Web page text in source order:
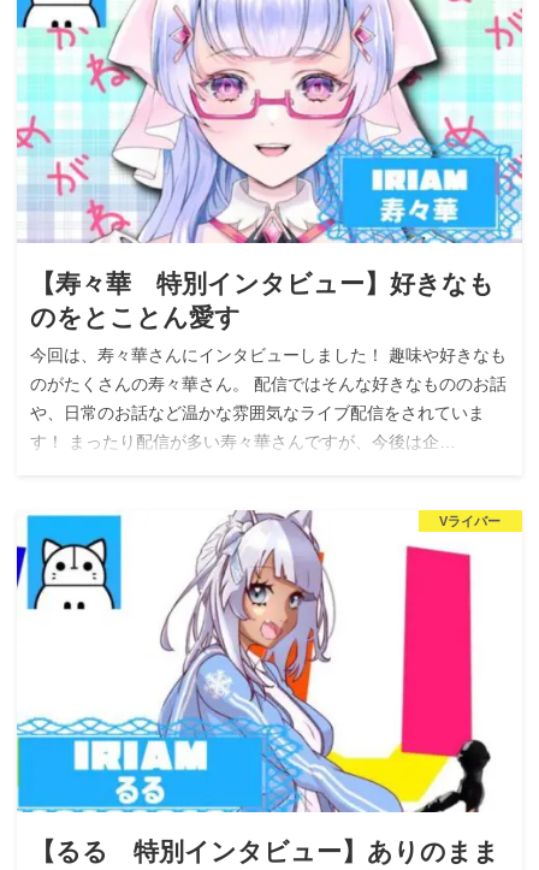
【寿々華 特別インタビュー】好きなも
のをとことん愛す
今回は、寿々華さんにインタビューしました！ 趣味や好きなも
のがたくさんの寿々華さん。 配信ではそんな好きなもののお話
や、日常のお話など温かな雰囲気なライブ配信をされていま
す！ まったり配信が多い寿々華さんですが、今後は企…
Vライバー
【るる 特別インタビュー】ありのまま